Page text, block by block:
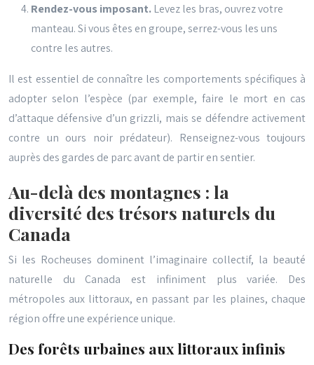
Rendez-vous imposant.Levez les bras, ouvrez votre
manteau. Si vous êtes en groupe, serrez-vous les uns
contre les autres.
Il est essentiel de connaître les comportements spécifiques à
adopter selon l’espèce (par exemple, faire le mort en cas
d’attaque défensive d’un grizzli, mais se défendre activement
contre un ours noir prédateur). Renseignez-vous toujours
auprès des gardes de parc avant de partir en sentier.
Au-delà des montagnes : la
diversité des trésors naturels du
Canada
Si les Rocheuses dominent l’imaginaire collectif, la beauté
naturelle du Canada est infiniment plus variée. Des
métropoles aux littoraux, en passant par les plaines, chaque
région offre une expérience unique.
Des forêts urbaines aux littoraux infinis